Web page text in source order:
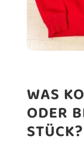
WAS
ODER
STÜCK?